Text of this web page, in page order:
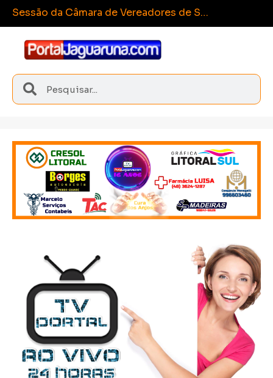
Es Sangão conquista medalhas inéditas nos Joguinhos Abertos de Santa Catarina